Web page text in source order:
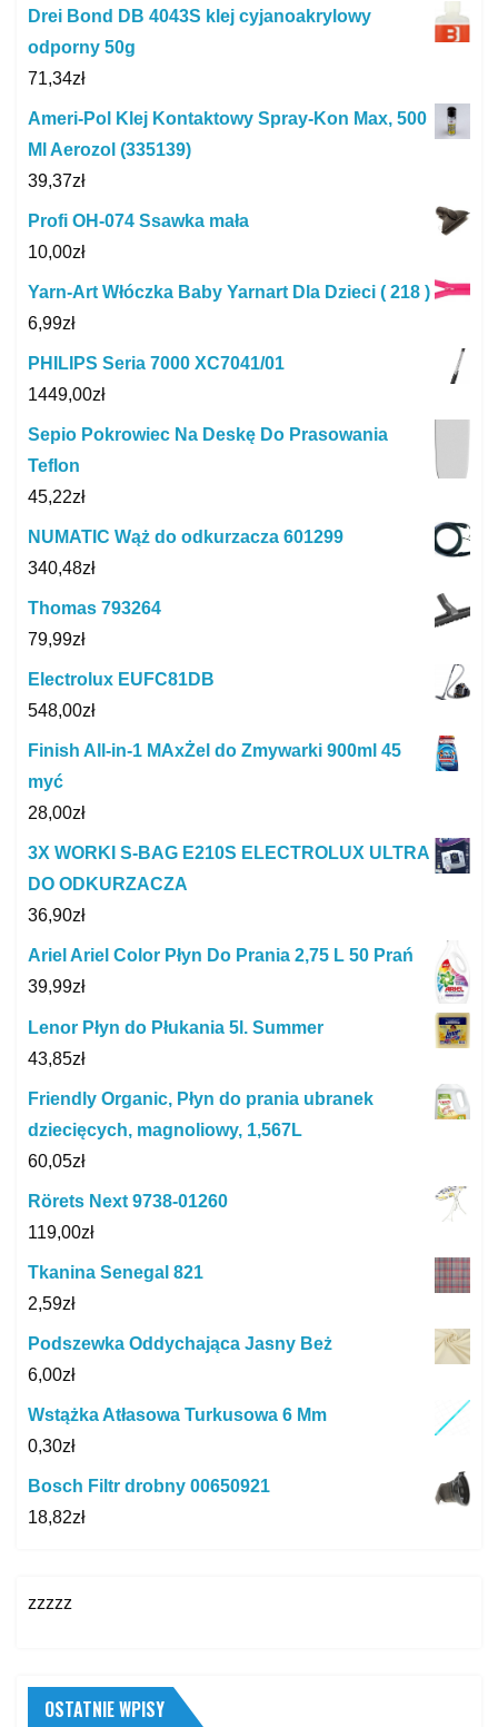
Drei Bond DB 4043S klej cyjanoakrylowy
odporny 50g
71,34zł
Ameri-Pol Klej Kontaktowy Spray-Kon Max, 500
Ml Aerozol (335139)
39,37zł
Profi OH-074 Ssawka mała
10,00zł
Yarn-Art Włóczka Baby Yarnart Dla Dzieci ( 218 )
6,99zł
PHILIPS Seria 7000 XC7041/01
1449,00zł
Sepio Pokrowiec Na Deskę Do Prasowania
Teflon
45,22zł
NUMATIC Wąż do odkurzacza 601299
340,48zł
Thomas 793264
79,99zł
Electrolux EUFC81DB
548,00zł
Finish All-in-1 MAxŻel do Zmywarki 900ml 45
myć
28,00zł
3X WORKI S-BAG E210S ELECTROLUX ULTRA
DO ODKURZACZA
36,90zł
Ariel Ariel Color Płyn Do Prania 2,75 L 50 Prań
39,99zł
Lenor Płyn do Płukania 5l. Summer
43,85zł
Friendly Organic, Płyn do prania ubranek
dziecięcych, magnoliowy, 1,567L
60,05zł
Rörets Next 9738-01260
119,00zł
Tkanina Senegal 821
2,59zł
Podszewka Oddychająca Jasny Beż
6,00zł
Wstążka Atłasowa Turkusowa 6 Mm
0,30zł
Bosch Filtr drobny 00650921
18,82zł
zzzzz
OSTATNIE WPISY